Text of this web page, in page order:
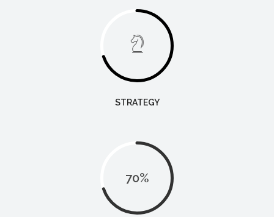
STRATEGY
70%